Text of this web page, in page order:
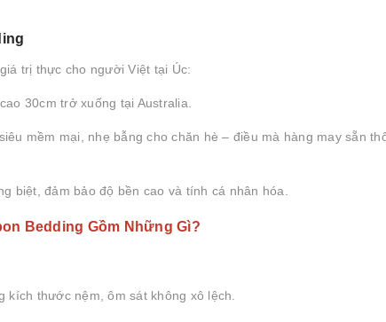
trị thực cho người Việt tại Úc:
30cm trở xuống tại Australia.
mềm mại, nhẹ bẫng cho chăn hè – điều mà hàng may sẵn
biệt, đảm bảo độ bền cao và tính cá nhân hóa.
Bedding Gồm Những Gì?
kích thước nệm, ôm sát không xô lệch.